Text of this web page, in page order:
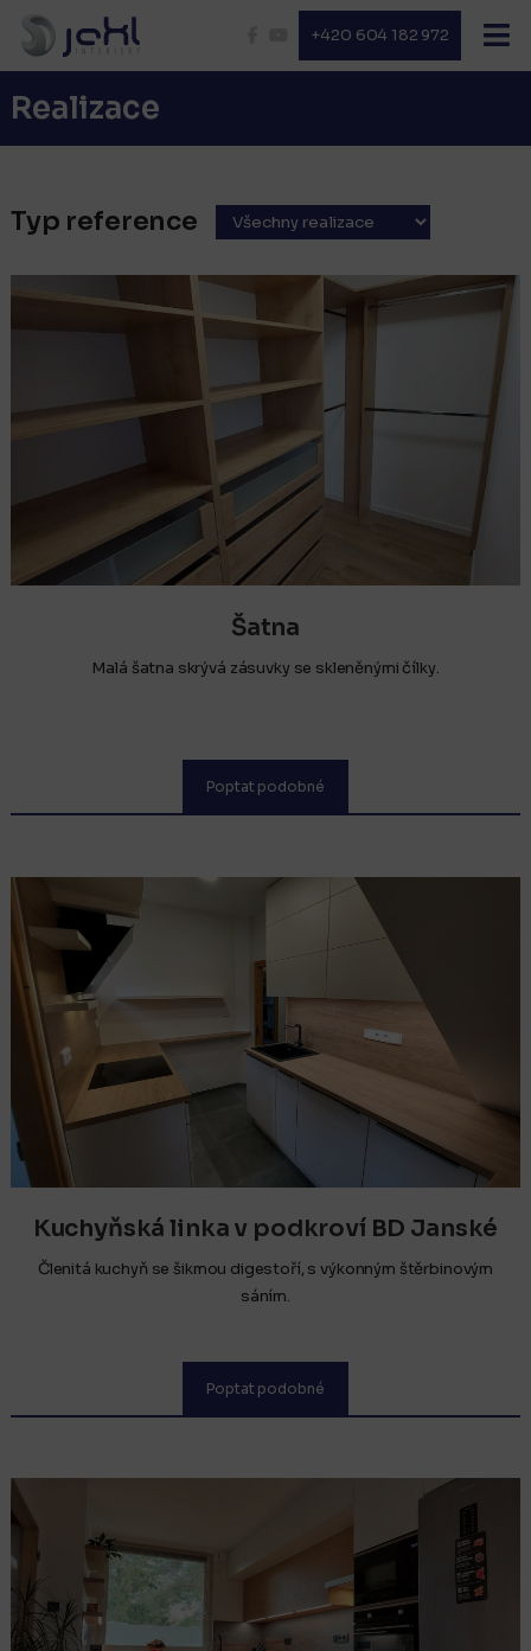
+420 604 182 972
Realizace
Typ reference
Šatna
Malá šatna skrývá zásuvky se skleněnými čílky.
Poptat podobné
Kuchyňská linka v podkroví BD Janské
Lázně
Členitá kuchyň se šikmou digestoří, s výkonným štěrbinovým
sáním.
Poptat podobné